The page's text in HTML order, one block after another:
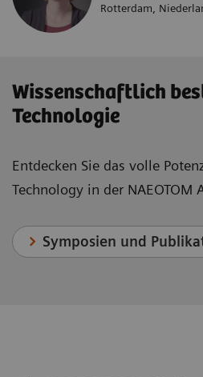
Rotterdam,
Wissenschaftlich
Technologie
Entdecken Sie das volle
Technology in der NAEOTOM
Symposien und